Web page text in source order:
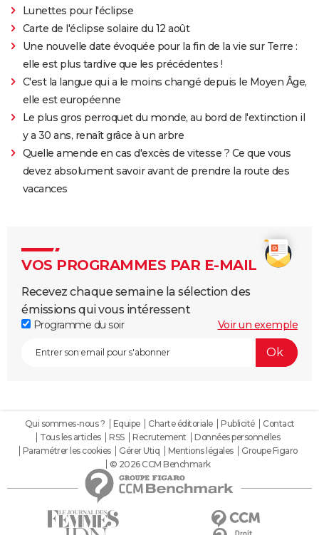
Lunettes pour l'éclipse
Carte de l'éclipse solaire du 12 août
Une nouvelle date évoquée pour la fin de la vie sur Terre :
elle est plus tardive que les précédentes !
C'est la langue qui a le moins changé depuis le Moyen Âge,
elle est européenne
Le plus gros perroquet du monde, au bord de l'extinction il
y a 30 ans, renaît grâce à un arbre
Quelle amende en cas d'excès de vitesse ? Ce que vous
devez absolument savoir avant de prendre la route des
vacances
VOS PROGRAMMES PAR E-MAIL
Recevez chaque semaine la sélection des
émissions qui vous intéressent
Programme du soir Voir un exemple
Qui sommes-nous ? Equipe Charte éditoriale Publicité
Contact
Tous les articles
RSS Recrutement
Données personnelles
Paramétrer les cookies
Gérer Utiq Mentions légales
Groupe Figaro
© 2026 CCM Benchmark